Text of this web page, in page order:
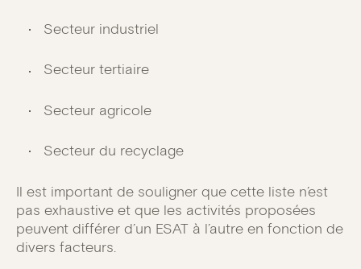
Secteur industriel
Secteur tertiaire
Secteur agricole
Secteur du recyclage
Il est important de souligner que cette liste n’est
pas exhaustive et que les activités proposées
peuvent différer d’un ESAT à l’autre en fonction de
divers facteurs.